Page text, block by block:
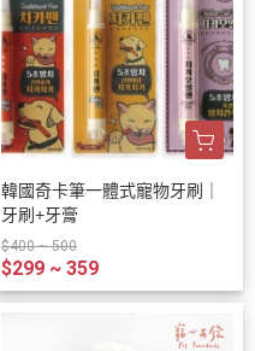
韓國奇卡筆一體式寵物牙刷｜
牙刷+牙膏
$400 ~ 500
$299 ~ 359